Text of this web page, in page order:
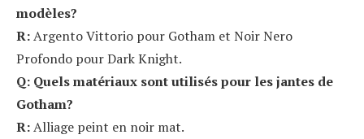
modèles?
R:Argento Vittorio pour Gotham et Noir Nero
Profondo pour Dark Knight.
Q: Quels matériaux sont utilisés pour les jantes de
Gotham?
R:Alliage peint en noir mat.